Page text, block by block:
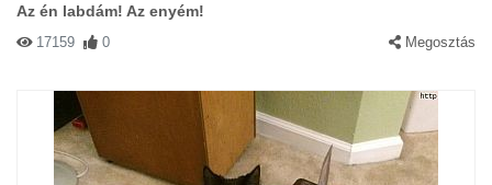
Az én labdám! Az enyém!
17159 0 Megosztás